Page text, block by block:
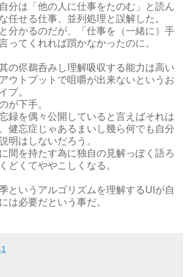
分は「他の人に仕事をたのむ」と読ん
任せる仕事、並列処理と誤解した。
分かるのだが、「仕事を（一緒に）手
ってくれれば躓かなかったのに。
の侭鵜呑みし理解吸収する能力は高い
ウトプットで咀嚼が出来ないというお
プ。
が下手。
録を偶々公開していると言えばそれは
健忘症じゃあるまいし幾ら何でも自分
明はしないだろう。
間を持たす為に独自の見解っぽく語ろ
どくてややこしくなる。
というアルゴリズムを理解するUIが自
は必要だという事だ。